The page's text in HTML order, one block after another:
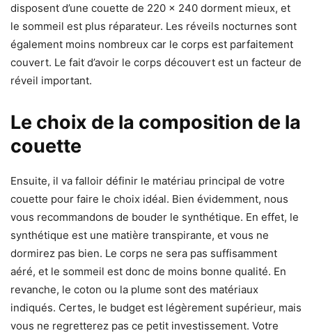
disposent d’une couette de 220 x 240 dorment mieux, et
le sommeil est plus réparateur. Les réveils nocturnes sont
également moins nombreux car le corps est parfaitement
couvert. Le fait d’avoir le corps découvert est un facteur de
réveil important.
Le choix de la composition de la
couette
Ensuite, il va falloir définir le matériau principal de votre
couette pour faire le choix idéal. Bien évidemment, nous
vous recommandons de bouder le synthétique. En effet, le
synthétique est une matière transpirante, et vous ne
dormirez pas bien. Le corps ne sera pas suffisamment
aéré, et le sommeil est donc de moins bonne qualité. En
revanche, le coton ou la plume sont des matériaux
indiqués. Certes, le budget est légèrement supérieur, mais
vous ne regretterez pas ce petit investissement. Votre